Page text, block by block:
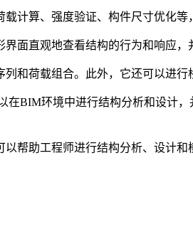
计算、强度验证、构件尺寸优化等
面直观地查看结构的行为和响应，
和荷载组合。此外，它还可以进行
在BIM环境中进行结构分析和设计
帮助工程师进行结构分析、设计